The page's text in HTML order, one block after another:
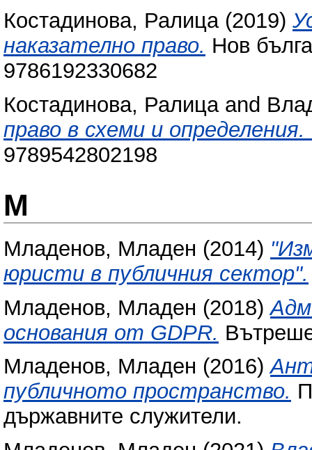
Костадинова, Ралица(2019)
наказателно право. Нов
9786192330682
Костадинова, Ралицаand
право в схеми и
9789542802198
М
Младенов, Младен (2014)
юристи в публичния сектор".
Младенов, Младен (2018)
основания от GDPR.
Младенов, Младен (2016)
публичното пространство.
държавните служители.